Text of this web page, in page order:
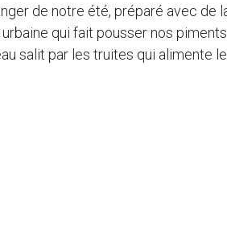
de notre été, préparé avec de
qui fait pousser nos
salit par les truites qui alimente